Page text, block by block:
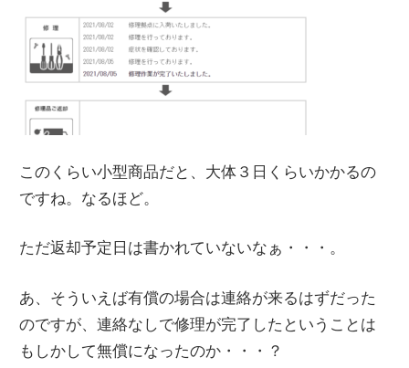
このくらい小型商品だと、大体３日くらいかかるの
ですね。なるほど。
ただ返却予定日は書かれていないなぁ・・・。
あ、そういえば有償の場合は連絡が来るはずだった
のですが、連絡なしで修理が完了したということは
もしかして無償になったのか・・・？